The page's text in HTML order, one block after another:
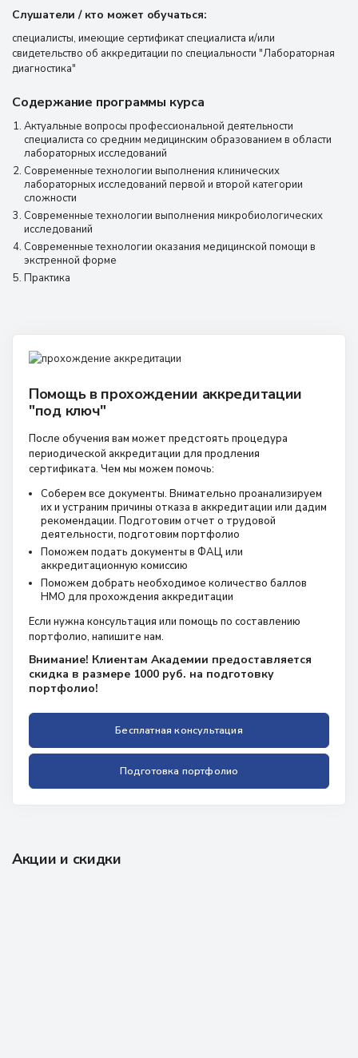
Слушатели / кто может обучаться:
специалисты, имеющие сертификат специалиста и/или
свидетельство об аккредитации по специальности "Лабораторная
диагностика"
Содержание программы курса
Актуальные вопросы профессиональной деятельности
специалиста со средним медицинским образованием в области
лабораторных исследований
Современные технологии выполнения клинических
лабораторных исследований первой и второй категории
сложности
Современные технологии выполнения микробиологических
исследований
Современные технологии оказания медицинской помощи в
экстренной форме
Практика
Помощь в прохождении аккредитации
"под ключ"
После обучения вам может предстоять процедура
периодической аккредитации для продления
сертификата. Чем мы можем помочь:
Соберем все документы. Внимательно проанализируем
их и устраним причины отказа в аккредитации или дадим
рекомендации. Подготовим отчет о трудовой
деятельности, подготовим портфолио
Поможем подать документы в ФАЦ или
аккредитационную комиссию
Поможем добрать необходимое количество баллов
НМО для прохождения аккредитации
Если нужна консультация или помощь по составлению
портфолио, напишите нам.
Внимание! Клиентам Академии предоставляется
скидка в размере 1000 руб. на подготовку
портфолио!
Бесплатная консультация
Подготовка портфолио
Акции и скидки